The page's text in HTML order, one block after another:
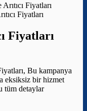
Fiyatları
Fiyatları
Bu kampanya
eksiksiz bir hizmet
tüm detaylar